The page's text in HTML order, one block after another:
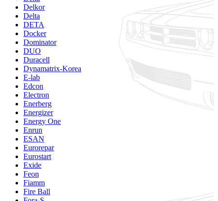
Delkor
Delta
DETA
Docker
Dominator
DUO
Duracell
Dynamatrix-Korea
E-lab
Edcon
Electron
Enerberg
Energizer
Energy One
Enrun
ESAN
Eurorepar
Eurostart
Exide
Feon
Fiamm
Fire Ball